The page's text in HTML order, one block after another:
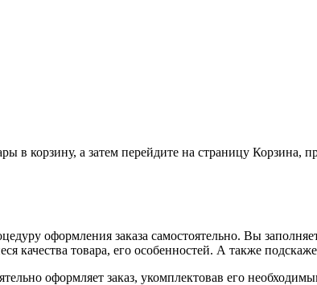
в корзину, а затем перейдите на страницу Корзина,
оформления заказа самостоятельно. Вы
качества товара, его особенностей. А также
оформляет заказ, укомплектовав его